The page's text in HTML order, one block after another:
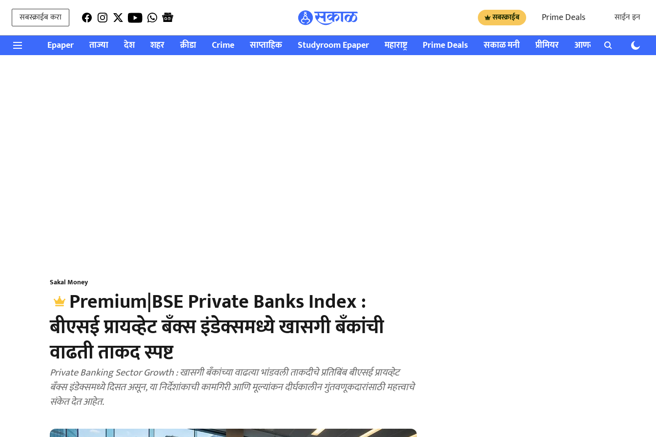
सबस्क्राईब करा सबस्क्राईब Prime Deals साईन इन
Epaper ताज्या देश शहर क्रीडा Crime साप्ताहिक Studyroom Epaper महाराष्ट्र Prime Deals सकाळ मनी प्रीमियर आणखी राशी भविष्य
Sakal Money
Premium|BSE Private Banks Index :
बीएसई प्रायव्हेट बँक्स इंडेक्समध्ये खासगी बँकांची
वाढती ताकद स्पष्ट
Private Banking Sector Growth : खासगी बँकांच्या वाढत्या भांडवली ताकदीचे प्रतिबिंब बीएसई प्रायव्हेट
बँक्स इंडेक्समध्ये दिसत असून, या निर्देशांकाची कामगिरी आणि मूल्यांकन दीर्घकालीन गुंतवणूकदारांसाठी महत्त्वाचे
संकेत देत आहेत.